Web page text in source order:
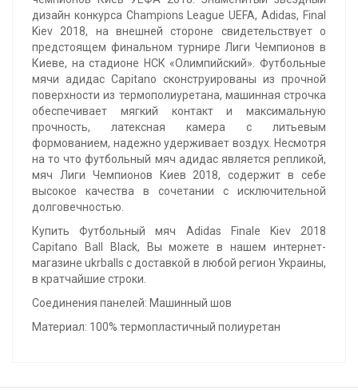
дизайн конкурса Champions League UEFA, Adidas, Final
Kiev 2018, на внешней стороне свидетельствует о
предстоящем финальном турнире Лиги Чемпионов в
Киеве, на стадионе НСК «Олимпийский». Футбольные
мячи адидас Capitano сконструированы из прочной
поверхности из термополиуретана, машинная строчка
обеспечивает мягкий контакт и максимальную
прочность, латексная камера с литьевым
формованием, надежно удерживает воздух. Несмотря
на то что футбольный мяч адидас является репликой,
мяч Лиги Чемпионов Киев 2018, содержит в себе
высокое качества в сочетании с исключительной
долговечностью.
Купить Футбольный мяч Adidas Finale Kiev 2018
Capitano Ball Black, Вы можете в нашем интернет-
магазине ukrballs с доставкой в любой регион Украины,
в кратчайшие строки.
Соединения панелей: Машинный шов
Материал: 100% термопластичный полиуретан